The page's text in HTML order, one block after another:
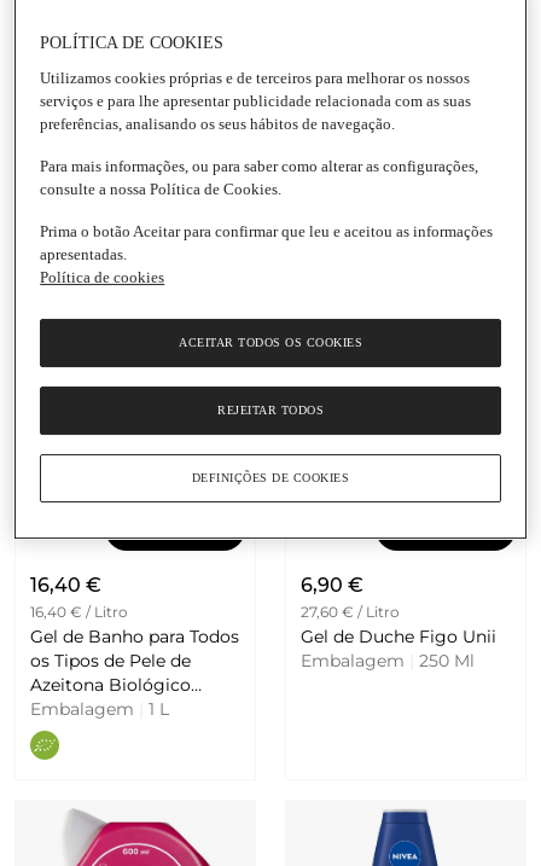
Adicionar
9,54 €
38,16 € / Litro
Biológico Dr.Organic
Embalagem
Adicionar
17,05 €
Seca Biológico Coslys
16,40 €
16,40 € / Litro
Gel de Banho para Todos
os Tipos de Pele de
Azeitona Biológico
Coslys
Embalagem 1 L
6,90 €
27,60 € / Litro
Gel de Duche Figo Unii
Embalagem
250 Ml
POLÍTICA DE COOKIES
Utilizamos cookies próprias e de terceiros para melhorar os nossos
serviços e para lhe apresentar publicidade relacionada com as suas
preferências, analisando os seus hábitos de navegação.
Para mais informações, ou para saber como alterar as configurações,
consulte a nossa Política de Cookies.
Prima o botão Aceitar para confirmar que leu e aceitou as informações
apresentadas.
Política de cookies
REJEITAR TODOS
ACEITAR TODOS OS COOKIES
DEFINIÇÕES DE COOKIES